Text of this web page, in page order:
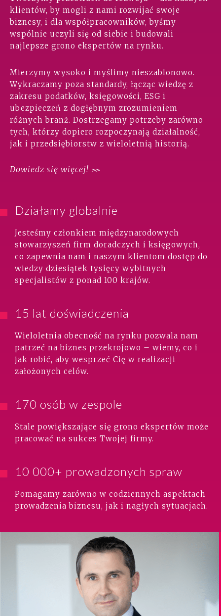
klientów, by mogli z nami rozwijać swoje
biznesy, i dla współpracowników, byśmy
wspólnie uczyli się od siebie i budowali
najlepsze grono ekspertów na rynku.
Mierzymy wysoko i myślimy nieszablonowo.
Wykraczamy poza standardy, łącząc wiedzę z
zakresu podatków, księgowości, ESG i
ubezpieczeń z dogłębnym zrozumieniem
różnych branż. Dostrzegamy potrzeby zarówno
tych, którzy dopiero rozpoczynają działalność,
jak i przedsiębiorstw z wieloletnią historią.
Dowiedz się więcej!
Działamy globalnie
Jesteśmy członkiem międzynarodowych
stowarzyszeń firm doradczych i księgowych,
co zapewnia nam i naszym klientom dostęp do
wiedzy dziesiątek tysięcy wybitnych
specjalistów z ponad 100 krajów.
15 lat doświadczenia
Wieloletnia obecność na rynku pozwala nam
patrzeć na biznes przekrojowo – wiemy, co i
jak robić, aby wesprzeć Cię w realizacji
założonych celów.
170 osób w zespole
Stale powiększające się grono ekspertów może
pracować na sukces Twojej firmy.
10 000+ prowadzonych spraw
Pomagamy zarówno w codziennych aspektach
prowadzenia biznesu, jak i nagłych sytuacjach.